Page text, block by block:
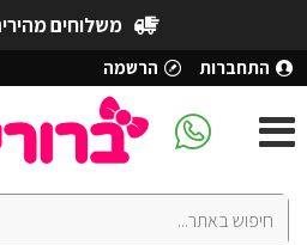
משלוחים
התחברות הרשמה